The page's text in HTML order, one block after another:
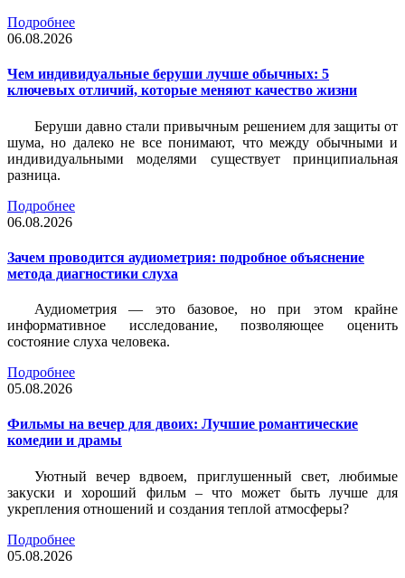
Подробнее
06.08.2026
Чем индивидуальные беруши лучше обычных: 5
ключевых отличий, которые меняют качество жизни
Беруши давно стали привычным решением для защиты от
шума, но далеко не все понимают, что между обычными и
индивидуальными моделями существует принципиальная
разница.
Подробнее
06.08.2026
Зачем проводится аудиометрия: подробное объяснение
метода диагностики слуха
Аудиометрия — это базовое, но при этом крайне
информативное исследование, позволяющее оценить
состояние слуха человека.
Подробнее
05.08.2026
Фильмы на вечер для двоих: Лучшие романтические
комедии и драмы
Уютный вечер вдвоем, приглушенный свет, любимые
закуски и хороший фильм – что может быть лучше для
укрепления отношений и создания теплой атмосферы?
Подробнее
05.08.2026